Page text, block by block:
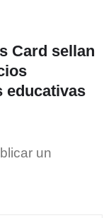
Card sellan
educativas
un